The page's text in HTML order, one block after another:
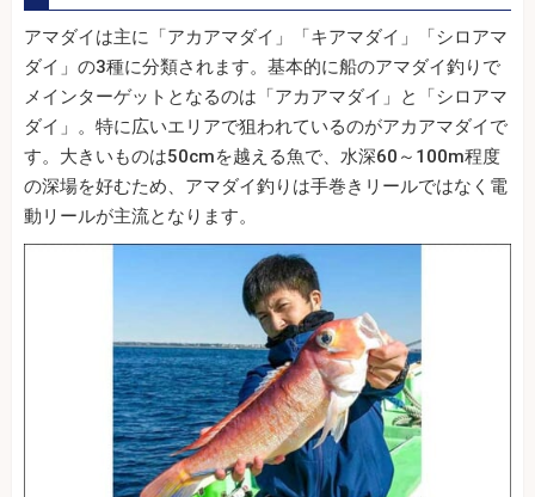
アマダイは主に「アカアマダイ」「キアマダイ」「シロアマ
ダイ」の3種に分類されます。基本的に船のアマダイ釣りで
メインターゲットとなるのは「アカアマダイ」と「シロアマ
ダイ」。特に広いエリアで狙われているのがアカアマダイで
す。大きいものは50cmを越える魚で、水深60～100m程度
の深場を好むため、アマダイ釣りは手巻きリールではなく電
動リールが主流となります。